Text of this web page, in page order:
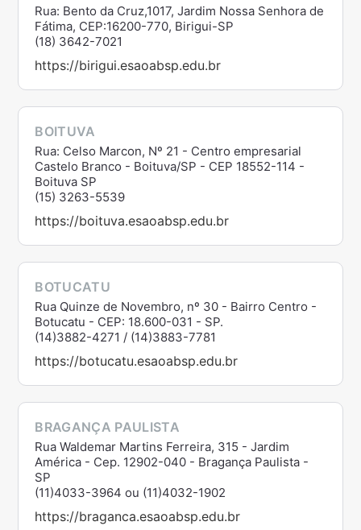
Rua: Bento da Cruz,1017, Jardim Nossa Senhora de
Fátima, CEP:16200-770, Birigui-SP
(18) 3642-7021
https://birigui.esaoabsp.edu.br
BOITUVA
Rua: Celso Marcon, Nº 21 - Centro empresarial
Castelo Branco - Boituva/SP - CEP 18552-114 -
Boituva SP
(15) 3263-5539
https://boituva.esaoabsp.edu.br
BOTUCATU
Rua Quinze de Novembro, nº 30 - Bairro Centro -
Botucatu - CEP: 18.600-031 - SP.
(14)3882-4271 / (14)3883-7781
https://botucatu.esaoabsp.edu.br
BRAGANÇA PAULISTA
Rua Waldemar Martins Ferreira, 315 - Jardim
América - Cep. 12902-040 - Bragança Paulista -
SP
(11)4033-3964 ou (11)4032-1902
https://braganca.esaoabsp.edu.br